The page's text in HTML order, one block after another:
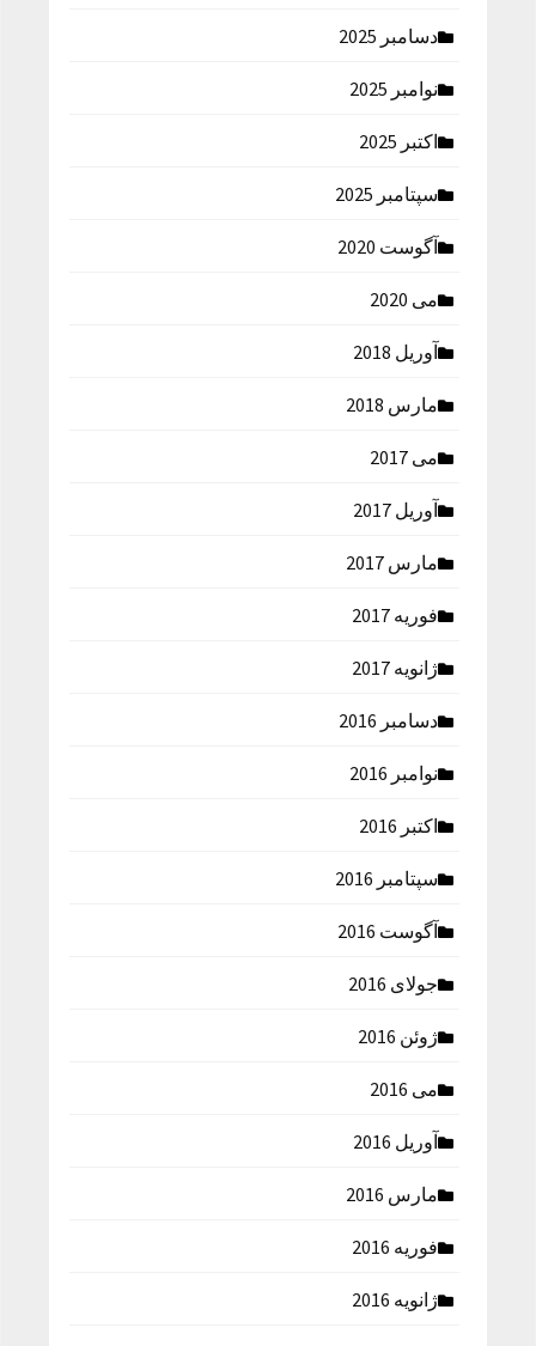
دسامبر 2025
نوامبر 2025
اکتبر 2025
سپتامبر 2025
آگوست 2020
می 2020
آوریل 2018
مارس 2018
می 2017
آوریل 2017
مارس 2017
فوریه 2017
ژانویه 2017
دسامبر 2016
نوامبر 2016
اکتبر 2016
سپتامبر 2016
آگوست 2016
جولای 2016
ژوئن 2016
می 2016
آوریل 2016
مارس 2016
فوریه 2016
ژانویه 2016